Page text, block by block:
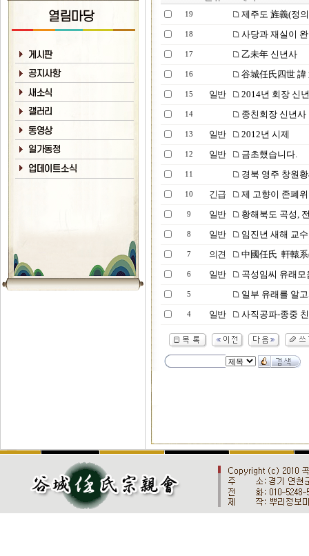
19 제주도 旌義(정
18 사당과 재실이
17 乙未年 신년사
16 谷城任氏四世
15 일반 2014년 회장 신
14 종친회장 신년사
13 일반 2012년 시제
12 일반 금초했습니다.
11 경북 영주 창원
10 긴급 제 고향이 존폐
9 일반 황해북도 곡성,
8 일반 임진년 새해 교
7 의견 中國任氏 軒轅
6 일반 곡성임씨 유래모
5 일부 유래를 알고
4 일반 사직공파-종중